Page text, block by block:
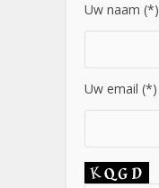
Uw naam (*)
Uw email (*)